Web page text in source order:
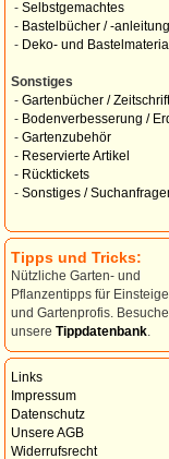
- Selbstgemachtes
- Bastelbücher / -
- Deko- und Bastelmaterial
Sonstiges
- Gartenbücher /
- Bodenverbesserung /
- Gartenzubehör
- Reservierte Artikel
- Rücktickets
- Sonstiges /
Tipps und Tricks:
Nützliche Garten- und
Pflanzentipps für
und Gartenprofis. Besuche
unsere Tippdatenbank
Links
Impressum
Datenschutz
Unsere AGB
Widerrufsrecht